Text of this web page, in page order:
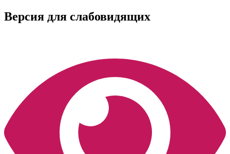
Версия для слабовидящих